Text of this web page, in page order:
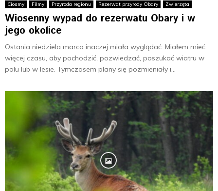
Ciosmy Filmy Przyroda regionu Rezerwat przyrody Obary Zwierzęta
Wiosenny wypad do rezerwatu Obary i w
jego okolice
Ostania niedziela marca inaczej miała wyglądać. Miałem mieć
więcej czasu, aby pochodzić, pozwiedzać, poszukać wiatru w
polu lub w lesie. Tymczasem plany się pozmieniały i...